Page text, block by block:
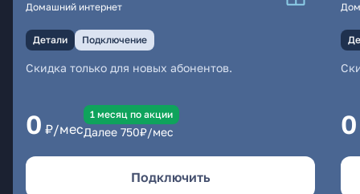
Домашний интернет
Детали Подключение
Скидка только для новых абонентов.
0 ₽/мес
1 месяц по акции
Далее 750₽/мес
Подключить
0